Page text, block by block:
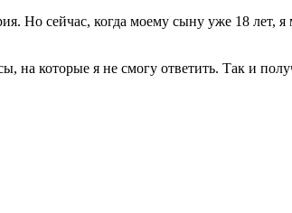
Но сейчас, когда моему сыну уже 18 лет, я
на которые я не смогу ответить. Так и